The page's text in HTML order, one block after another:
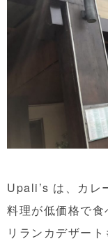
Upali’s は、カレ
料理が低価格で
リランカデザー